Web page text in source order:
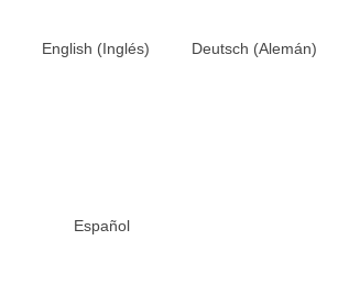
English (Inglés) Deutsch (Alemán)
Español